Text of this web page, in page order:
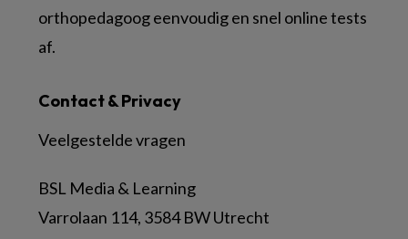
Contact & Privacy
Veelgestelde vragen
BSL Media & Learning
Varrolaan 114, 3584 BW Utrecht
orthopedagoog eenvoudig en snel online tests
af.